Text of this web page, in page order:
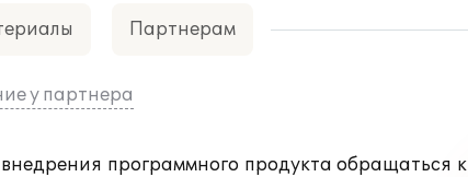
Партнерам
у партнера
программного продукта обращаться к